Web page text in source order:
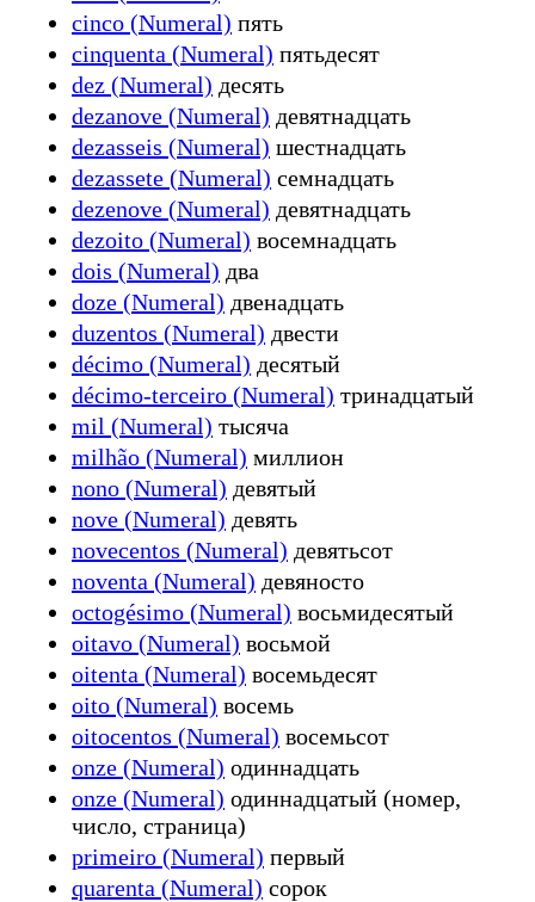
cinco (Numeral) пять
cinquenta (Numeral) пятьдесят
dez (Numeral) десять
dezanove (Numeral) девятнадцать
dezasseis (Numeral) шестнадцать
dezassete (Numeral) семнадцать
dezenove (Numeral) девятнадцать
dezoito (Numeral) восемнадцать
dois (Numeral) два
doze (Numeral) двенадцать
duzentos (Numeral) двести
décimo (Numeral) десятый
décimo-terceiro (Numeral) тринадцатый
mil (Numeral) тысяча
milhão (Numeral) миллион
nono (Numeral) девятый
nove (Numeral) девять
novecentos (Numeral) девятьсот
noventa (Numeral) девяносто
octogésimo (Numeral) восьмидесятый
oitavo (Numeral) восьмой
oitenta (Numeral) восемьдесят
oito (Numeral) восемь
oitocentos (Numeral) восемьсот
onze (Numeral) одиннадцать
onze (Numeral) одиннадцатый (номер,
число, страница)
primeiro (Numeral) первый
quarenta (Numeral) сорок